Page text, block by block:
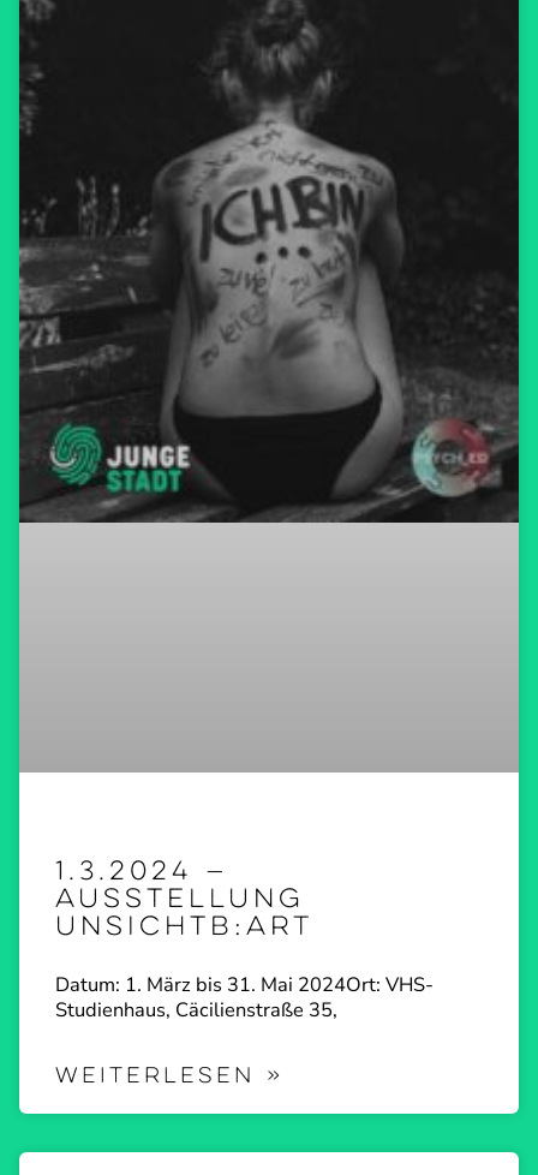
1.3.2024 —
Ausstellung
Unsichtb:ART
Datum: 1. März bis 31. Mai 2024Ort: VHS-
Studi­enhaus, Cäcili­en­straße 35,
WEITERLESEN »